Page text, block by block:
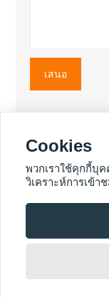
เสนอ
สินค้าเพิ่มเติม
ลิขสิทธิ์
Cookies
พวกเราใช้คุกกี้บุ
วิเคราะห์การเข้า